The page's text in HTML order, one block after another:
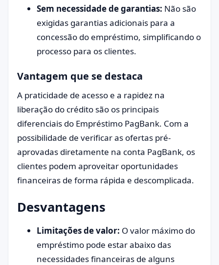
Sem necessidade de garantias: Não são
exigidas garantias adicionais para a
concessão do empréstimo, simplificando o
processo para os clientes.
Vantagem que se destaca
A praticidade de acesso e a rapidez na
liberação do crédito são os principais
diferenciais do Empréstimo PagBank. Com a
possibilidade de verificar as ofertas pré-
aprovadas diretamente na conta PagBank, os
clientes podem aproveitar oportunidades
financeiras de forma rápida e descomplicada.
Desvantagens
Limitações de valor: O valor máximo do
empréstimo pode estar abaixo das
necessidades financeiras de alguns